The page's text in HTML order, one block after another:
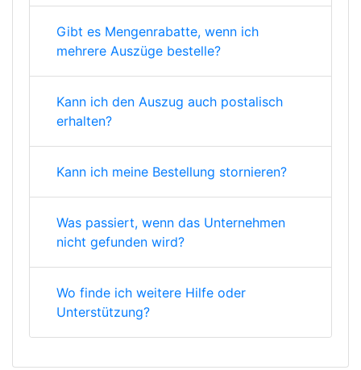
Gibt es Mengenrabatte, wenn ich
mehrere Auszüge bestelle?
Kann ich den Auszug auch postalisch
erhalten?
Kann ich meine Bestellung stornieren?
Was passiert, wenn das Unternehmen
nicht gefunden wird?
Wo finde ich weitere Hilfe oder
Unterstützung?